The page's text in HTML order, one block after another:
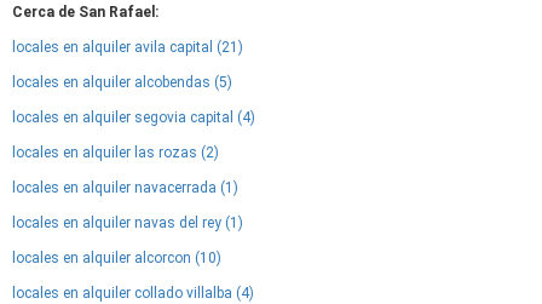
Cerca de San Rafael:
locales en alquiler avila capital (21)
locales en alquiler alcobendas (5)
locales en alquiler segovia capital (4)
locales en alquiler las rozas (2)
locales en alquiler navacerrada (1)
locales en alquiler navas del rey (1)
locales en alquiler alcorcon (10)
locales en alquiler collado villalba (4)